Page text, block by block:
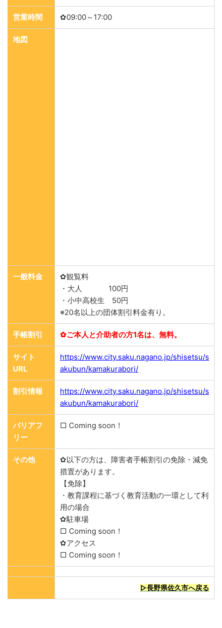
営業時間 ✿09:00～17:00
地図
一般料金
✿観覧料
・大人 100円
・小中高校生 50円
※20名以上の団体割引料金有り。
手帳割引 ✿ご本人と介助者の方1名は、無料。
サイト
URL
https://www.city.saku.nagano.jp/shisetsu/s
akubun/kamakurabori/
割引情報
https://www.city.saku.nagano.jp/shisetsu/s
akubun/kamakurabori/
バリアフ
リー
□ Coming soon！
その他
✿以下の方は、障害者手帳割引の免除・減免
措置があります。
【免除】
・教育課程に基づく教育活動の一環として利
用の場合
✿駐車場
□ Coming soon！
✿アクセス
□ Coming soon！
▷長野県佐久市へ戻る